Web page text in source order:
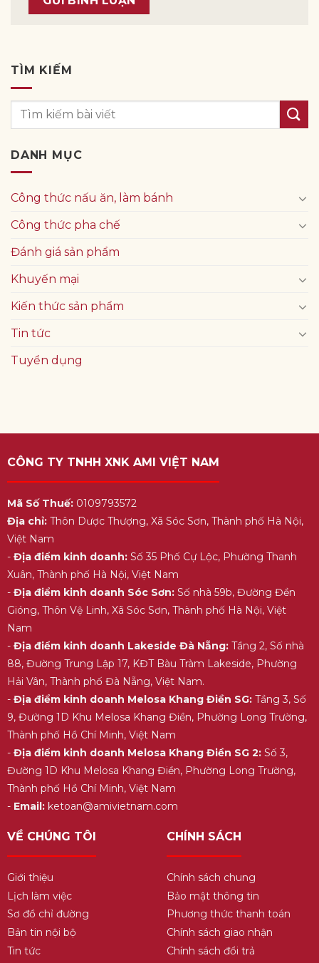
TÌM KIẾM
DANH MỤC
Công thức nấu ăn, làm bánh
Công thức pha chế
Đánh giá sản phẩm
Khuyến mại
Kiến thức sản phẩm
Tin tức
Tuyển dụng
CÔNG TY TNHH XNK AMI VIỆT NAM
Mã Số Thuế:0109793572
Địa chỉ:Thôn Dược Thượng, Xã Sóc Sơn, Thành phố Hà Nội,
Việt Nam
- Địa điểm kinh doanh:Số 35 Phố Cự Lộc, Phường Thanh
Xuân, Thành phố Hà Nội, Việt Nam
- Địa điểm kinh doanh Sóc Sơn:Số nhà 59b, Đường Đền
Gióng, Thôn Vệ Linh, Xã Sóc Sơn, Thành phố Hà Nội, Việt
Nam
- Địa điểm kinh doanh Lakeside Đà Nẵng:Tầng 2, Số nhà
88, Đường Trung Lập 17, KĐT Bàu Tràm Lakeside, Phường
Hải Vân, Thành phố Đà Nẵng, Việt Nam.
- Địa điểm kinh doanh Melosa Khang Điền SG:Tầng 3, Số
9, Đường 1D Khu Melosa Khang Điền, Phường Long Trường,
Thành phố Hồ Chí Minh, Việt Nam
- Địa điểm kinh doanh Melosa Khang Điền SG 2:Số 3,
Đường 1D Khu Melosa Khang Điền, Phường Long Trường,
Thành phố Hồ Chí Minh, Việt Nam
- Email:ketoan@amivietnam.com
VỀ CHÚNG TÔI
Giới thiệu
Lịch làm việc
Sơ đồ chỉ đường
Bản tin nội bộ
Tin tức
CHÍNH SÁCH
Chính sách chung
Bảo mật thông tin
Phương thức thanh toán
Chính sách giao nhận
Chính sách đổi trả